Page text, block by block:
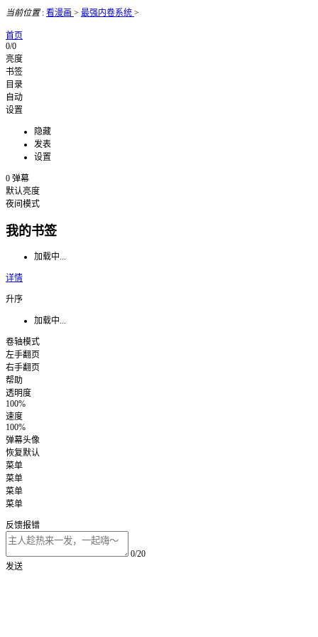
当前位置: 看漫画 > 最强内卷系统 >
首页
0/0
亮度
书签
目录
自动
设置
隐藏
发表
设置
0 弹幕
默认亮度
夜间模式
我的书签
加载中...
详情
升序
加载中...
卷轴模式
左手翻页
右手翻页
帮助
透明度
100%
速度
100%
弹幕头像
恢复默认
菜单
菜单
菜单
菜单
反馈报错
0/20
发送